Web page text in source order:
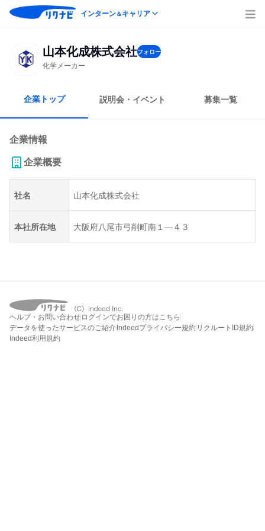
インターン＆キャリア
山本化成株式会社フォロー
化学メーカー
企業トップ 説明会・イベント 募集一覧
企業情報
企業概要
社名 山本化成株式会社
本社所在地 大阪府八尾市弓削町南１―４３
ヘルプ・お問い合わせ ログインでお困りの方はこちら
データを使ったサービスのご紹介 Indeedプライバシー規約 リクルートID規約
Indeed利用規約